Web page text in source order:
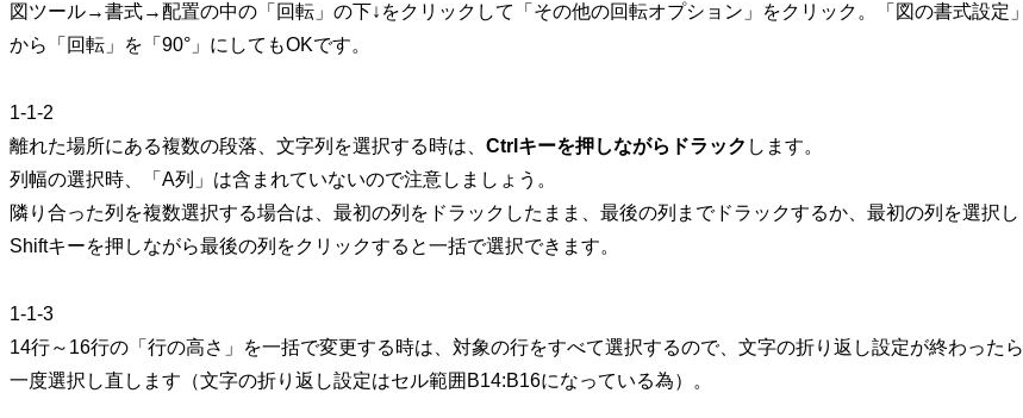
図ツール→書式→配置の中の「回転」の下↓をクリックして「その他の回転オプション」をクリック。「図の書式設定」
から「回転」を「90°」にしてもOKです。
1-1-2
離れた場所にある複数の段落、文字列を選択する時は、 Ctrlキーを押しながらドラック します。
列幅の選択時、「A列」は含まれていないので注意しましょう。
隣り合った列を複数選択する場合は、最初の列をドラックしたまま、最後の列までドラックするか、最初の列を選択し
Shiftキーを押しながら最後の列をクリックすると一括で選択できます。
1-1-3
14行～16行の「行の高さ」を一括で変更する時は、対象の行をすべて選択するので、文字の折り返し設定が終わったら
一度選択し直します（文字の折り返し設定はセル範囲B14:B16になっている為）。